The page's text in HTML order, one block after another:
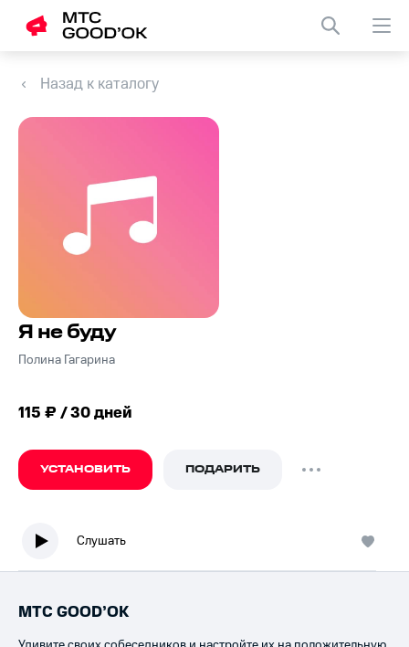
Назад к каталогу
Я не буду
Полина Гагарина
115 ₽ / 30 дней
УСТАНОВИТЬ ПОДАРИТЬ
Слушать
МТС GOOD’OK